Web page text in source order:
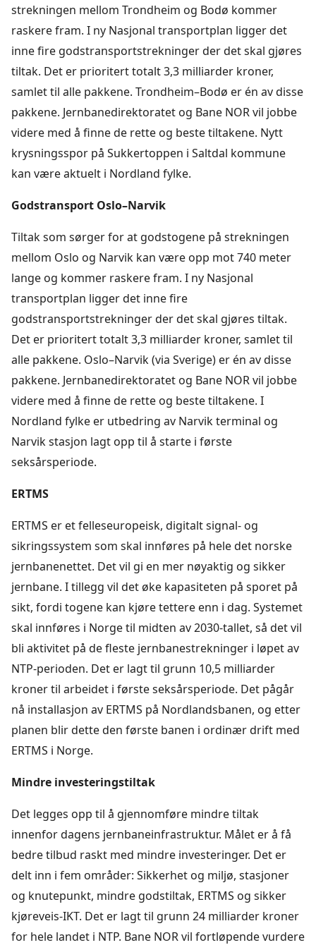
strekningen mellom Trondheim og Bodø kommer
raskere fram. I ny Nasjonal transportplan ligger det
inne fire godstransportstrekninger der det skal gjøres
tiltak. Det er prioritert totalt 3,3 milliarder kroner,
samlet til alle pakkene. Trondheim–Bodø er én av disse
pakkene. Jernbanedirektoratet og Bane NOR vil jobbe
videre med å finne de rette og beste tiltakene. Nytt
krysningsspor på Sukkertoppen i Saltdal kommune
kan være aktuelt i Nordland fylke.
Godstransport Oslo–Narvik
Tiltak som sørger for at godstogene på strekningen
mellom Oslo og Narvik kan være opp mot 740 meter
lange og kommer raskere fram. I ny Nasjonal
transportplan ligger det inne fire
godstransportstrekninger der det skal gjøres tiltak.
Det er prioritert totalt 3,3 milliarder kroner, samlet til
alle pakkene. Oslo–Narvik (via Sverige) er én av disse
pakkene. Jernbanedirektoratet og Bane NOR vil jobbe
videre med å finne de rette og beste tiltakene. I
Nordland fylke er utbedring av Narvik terminal og
Narvik stasjon lagt opp til å starte i første
seksårsperiode.
ERTMS
ERTMS er et felleseuropeisk, digitalt signal- og
sikringssystem som skal innføres på hele det norske
jernbanenettet. Det vil gi en mer nøyaktig og sikker
jernbane. I tillegg vil det øke kapasiteten på sporet på
sikt, fordi togene kan kjøre tettere enn i dag. Systemet
skal innføres i Norge til midten av 2030-tallet, så det vil
bli aktivitet på de fleste jernbanestrekninger i løpet av
NTP-perioden. Det er lagt til grunn 10,5 milliarder
kroner til arbeidet i første seksårsperiode. Det pågår
nå installasjon av ERTMS på Nordlandsbanen, og etter
planen blir dette den første banen i ordinær drift med
ERTMS i Norge.
Mindre investeringstiltak
Det legges opp til å gjennomføre mindre tiltak
innenfor dagens jernbaneinfrastruktur. Målet er å få
bedre tilbud raskt med mindre investeringer. Det er
delt inn i fem områder: Sikkerhet og miljø, stasjoner
og knutepunkt, mindre godstiltak, ERTMS og sikker
kjøreveis-IKT. Det er lagt til grunn 24 milliarder kroner
for hele landet i NTP. Bane NOR vil fortløpende vurdere